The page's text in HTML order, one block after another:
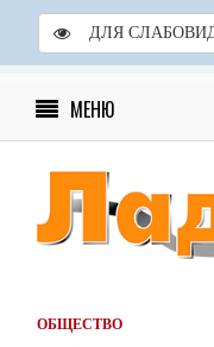
ДЛЯ
МЕНЮ
Скоро в школу!
24 ИЮЛЯ 2026
ОБЩЕСТВО
ОБЩЕСТВО